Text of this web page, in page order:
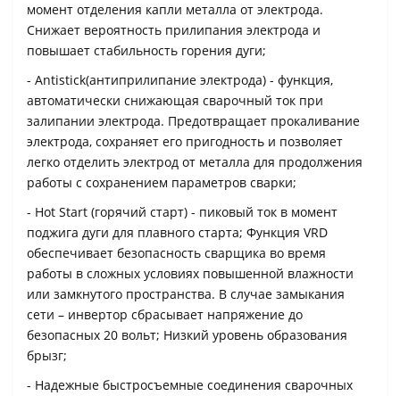
момент отделения капли металла от электрода.
Снижает вероятность прилипания электрода и
повышает стабильность горения дуги;
- Antistick(антиприлипание электрода) - функция,
автоматически снижающая сварочный ток при
залипании электрода. Предотвращает прокаливание
электрода, сохраняет его пригодность и позволяет
легко отделить электрод от металла для продолжения
работы с сохранением параметров сварки;
- Hot Start (горячий старт) - пиковый ток в момент
поджига дуги для плавного старта; Функция VRD
обеспечивает безопасность сварщика во время
работы в сложных условиях повышенной влажности
или замкнутого пространства. В случае замыкания
сети – инвертор сбрасывает напряжение до
безопасных 20 вольт; Низкий уровень образования
брызг;
- Надежные быстросъемные соединения сварочных